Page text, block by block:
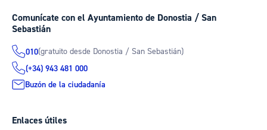
Comunícate con el Ayuntamiento de Donostia / San
Sebastián
010(gratuito desde Donostia / San Sebastián)
(+34) 943 481 000
Buzón de la ciudadanía
Enlaces útiles